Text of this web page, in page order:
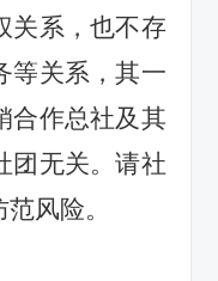
关系，也不存
等关系，其一
合作总社及其
团无关。请社
风险。